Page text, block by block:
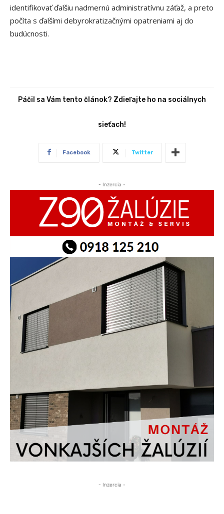
identifikovať ďalšiu nadmernú administratívnu záťaž, a preto
počíta s ďalšími debyrokratizačnými opatreniami aj do
budúcnosti.
Páčil sa Vám tento článok? Zdieľajte ho na sociálnych
sieťach!
Facebook Twitter
- Inzercia -
- Inzercia -